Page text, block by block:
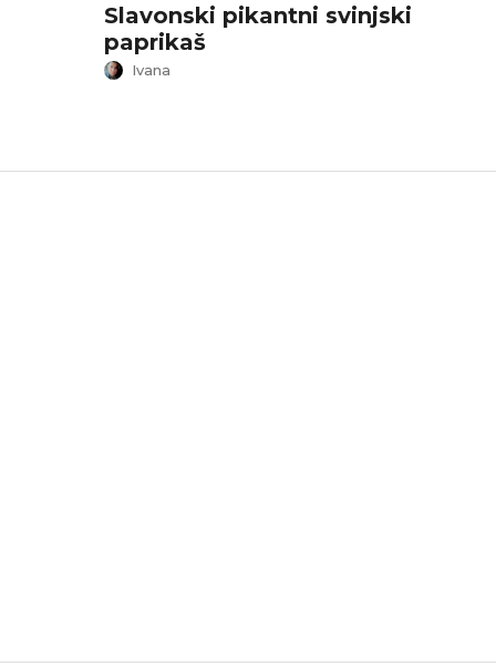
Slavonski pikantni svinjski
paprikaš
Ivana